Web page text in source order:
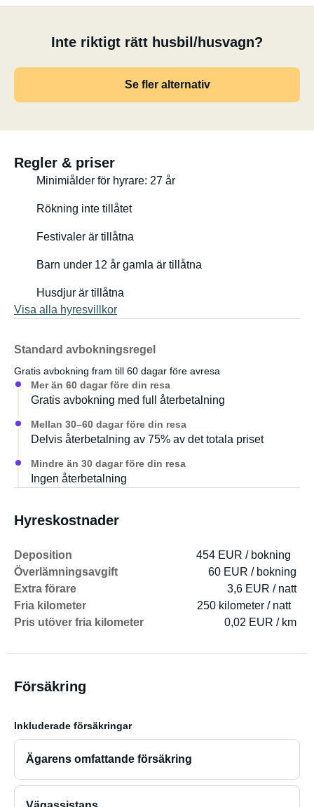
Inte riktigt rätt husbil/husvagn?
Se fler alternativ
Regler & priser
Minimiålder för hyrare: 27 år
Rökning inte tillåtet
Festivaler är tillåtna
Barn under 12 år gamla är tillåtna
Husdjur är tillåtna
Visa alla hyresvillkor
Standard avbokningsregel
Gratis avbokning fram till 60 dagar före avresa
Mer än 60 dagar före din resa
Gratis avbokning med full återbetalning
Mellan 30–60 dagar före din resa
Delvis återbetalning av 75% av det totala priset
Mindre än 30 dagar före din resa
Ingen återbetalning
Hyreskostnader
Deposition
454 EUR / bokning
Överlämningsavgift
60 EUR / bokning
Extra förare
3,6 EUR / natt
Fria kilometer
250 kilometer / natt
Pris utöver fria kilometer
0,02 EUR / km
Försäkring
Inkluderade försäkringar
Ägarens omfattande försäkring